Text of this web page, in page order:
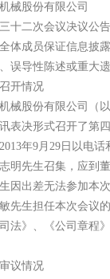
股份有限公司
二次会议决议公告
成员保证信息披露
误导性陈述或重大遗
开情况
股份有限公司（以
表决形式召开了第
年9月29日以电
明先生召集，应到
因出差无法参加本
先生担任本次会议
法》、《公司章程
议情况